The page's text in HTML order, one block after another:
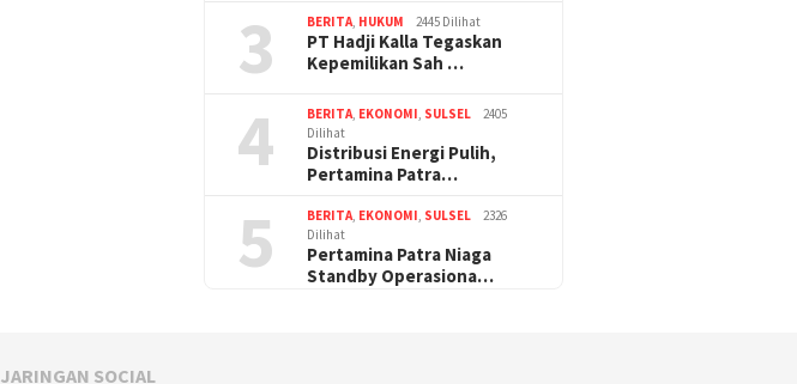
3 BERITA, HUKUM 2445 Dilihat
PT Hadji Kalla Tegaskan
Kepemilikan Sah …
4 BERITA, EKONOMI, SULSEL
2405
Dilihat
Distribusi Energi Pulih,
Pertamina Patra…
5 BERITA, EKONOMI, SULSEL
2326
Dilihat
Pertamina Patra Niaga
Standby Operasiona…
JARINGAN SOCIAL